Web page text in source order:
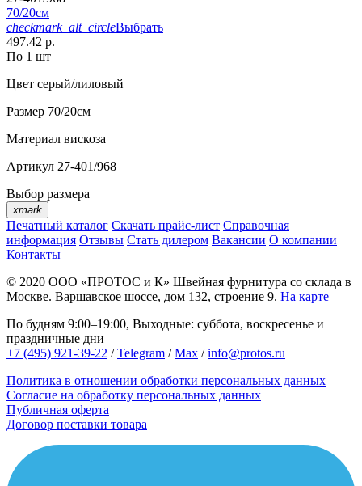
70/20см
checkmark_alt_circleВыбрать
497.42 р.
По 1 шт
Цвет серый/лиловый
Размер 70/20см
Материал вискоза
Артикул 27-401/968
Выбор размера
xmark
Печатный каталог Скачать прайс-лист Справочная
информация Отзывы Стать дилером Вакансии О компании
Контакты
© 2020 ООО «ПРОТОС и К» Швейная фурнитура со склада в
Москве. Варшавское шоссе, дом 132, строение 9. На карте
По будням 9:00–19:00, Выходные: суббота, воскресенье и
праздничные дни
+7 (495) 921-39-22 /Telegram /Max /info@protos.ru
Политика в отношении обработки персональных данных
Согласие на обработку персональных данных
Публичная оферта
Договор поставки товара